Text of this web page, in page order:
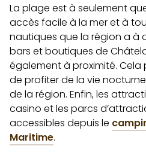
La plage est à seulement
accès facile à la mer et à
nautiques que la région a à
bars et boutiques de
également à proximité.
de profiter de la vie
de la région. Enfin, les
casino et les parcs
accessibles depuis le
Maritime.